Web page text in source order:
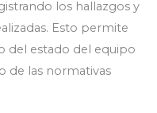
los hallazgos y
Esto permite
del estado del equipo
de las normativas